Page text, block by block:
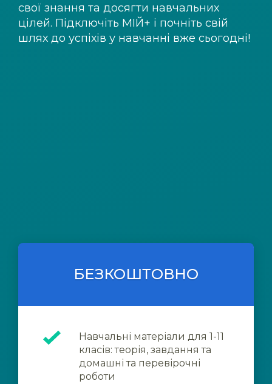
свої знання та досягти навчальних
цілей. Підключіть МІЙ+ і почніть свій
шлях до успіхів у навчанні вже сьогодні!
БЕЗКОШТОВНО
Навчальні матеріали для 1-11
класів: теорія, завдання та
домашні та перевірочні
роботи